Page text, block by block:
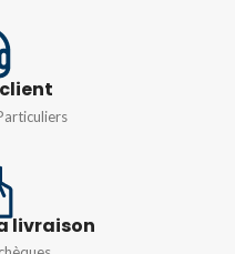
livraison